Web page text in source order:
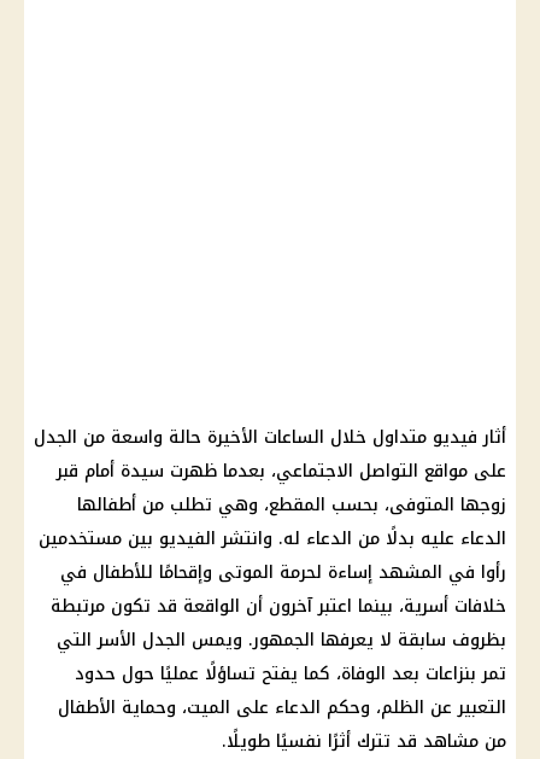
أثار فيديو متداول خلال الساعات الأخيرة حالة واسعة من الجدل
على مواقع التواصل الاجتماعي، بعدما ظهرت سيدة أمام قبر
زوجها المتوفى، بحسب المقطع، وهي تطلب من أطفالها
الدعاء عليه بدلًا من الدعاء له. وانتشر الفيديو بين مستخدمين
رأوا في المشهد إساءة لحرمة الموتى وإقحامًا للأطفال في
خلافات أسرية، بينما اعتبر آخرون أن الواقعة قد تكون مرتبطة
بظروف سابقة لا يعرفها الجمهور. ويمس الجدل الأسر التي
تمر بنزاعات بعد الوفاة، كما يفتح تساؤلًا عمليًا حول حدود
التعبير عن الظلم، وحكم الدعاء على الميت، وحماية الأطفال
من مشاهد قد تترك أثرًا نفسيًا طويلًا.